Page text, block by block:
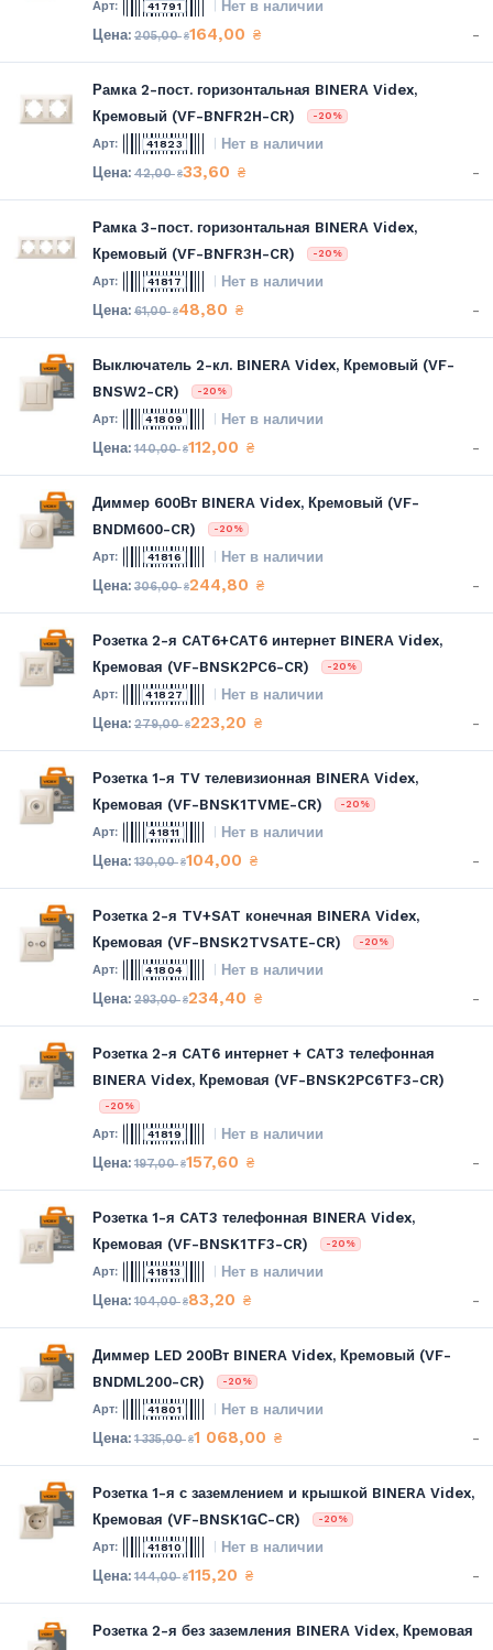
41791 Нет в наличии
205,00₴164,00 ₴ -
Рамка 2-пост. горизонтальная BINERA Videx,
Кремовый (VF-BNFR2H-CR)
-20%
41823 Нет в наличии
42,00₴33,60 ₴ -
Рамка 3-пост. горизонтальная BINERA Videx,
Кремовый (VF-BNFR3H-CR)
-20%
41817 Нет в наличии
61,00₴48,80 ₴ -
Выключатель 2-кл. BINERA Videx, Кремовый (VF-
BNSW2-CR)
-20%
41809 Нет в наличии
140,00₴112,00 ₴ -
Диммер 600Вт BINERA Videx, Кремовый (VF-
BNDM600-CR)
-20%
41816 Нет в наличии
306,00₴244,80 ₴ -
Розетка 2-я CAT6+CAT6 интернет BINERA Videx,
Кремовая (VF-BNSK2PC6-CR)
-20%
41827 Нет в наличии
279,00₴223,20 ₴ -
Розетка 1-я TV телевизионная BINERA Videx,
Кремовая (VF-BNSK1TVME-CR)
-20%
41811 Нет в наличии
130,00₴104,00 ₴ -
Розетка 2-я TV+SAT конечная BINERA Videx,
Кремовая (VF-BNSK2TVSATE-CR)
-20%
41804 Нет в наличии
293,00₴234,40 ₴ -
Розетка 2-я CAT6 интернет + CAT3 телефонная
BINERA Videx, Кремовая (VF-BNSK2PC6TF3-CR)
-20%
41819 Нет в наличии
197,00₴157,60 ₴ -
Розетка 1-я CAT3 телефонная BINERA Videx,
Кремовая (VF-BNSK1TF3-CR)
-20%
41813 Нет в наличии
104,00₴83,20 ₴ -
Диммер LED 200Вт BINERA Videx, Кремовый (VF-
BNDML200-CR)
-20%
41801 Нет в наличии
1 335,00₴1 068,00 ₴ -
Розетка 1-я с заземлением и крышкой BINERA Videx,
Кремовая (VF-BNSK1GС-CR)
-20%
41810 Нет в наличии
144,00₴115,20 ₴ -
Розетка 2-я без заземления BINERA Videx, Кремовая